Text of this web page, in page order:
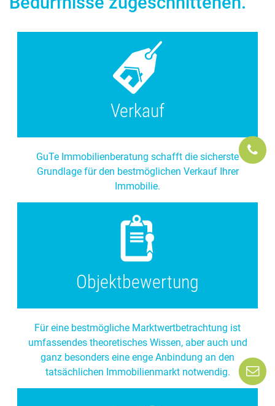
Verkauf
GuTe Immobilienberatung schafft die sicherste
Grundlage für den bestmöglichen Verkauf Ihrer
Immobilie.
Objektbewertung
Für eine bestmögliche Marktwertbetrachtung ist
umfassendes theoretisches Wissen, aber auch und
ganz besonders eine enge Anbindung an den
tatsächlichen Immobilienmarkt notwendig.